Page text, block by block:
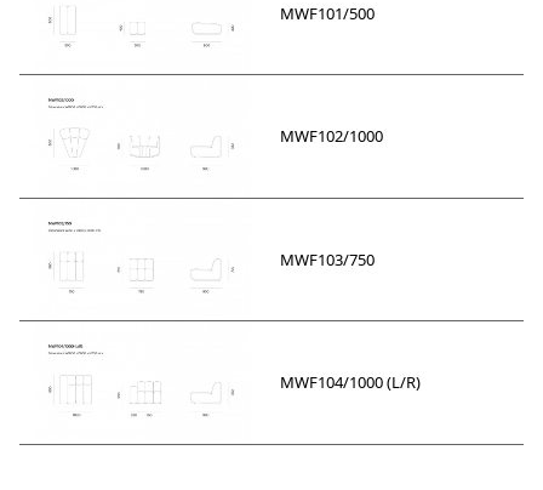
MWF101/500
MWF102/1000
MWF103/750
MWF104/1000 (L/R)